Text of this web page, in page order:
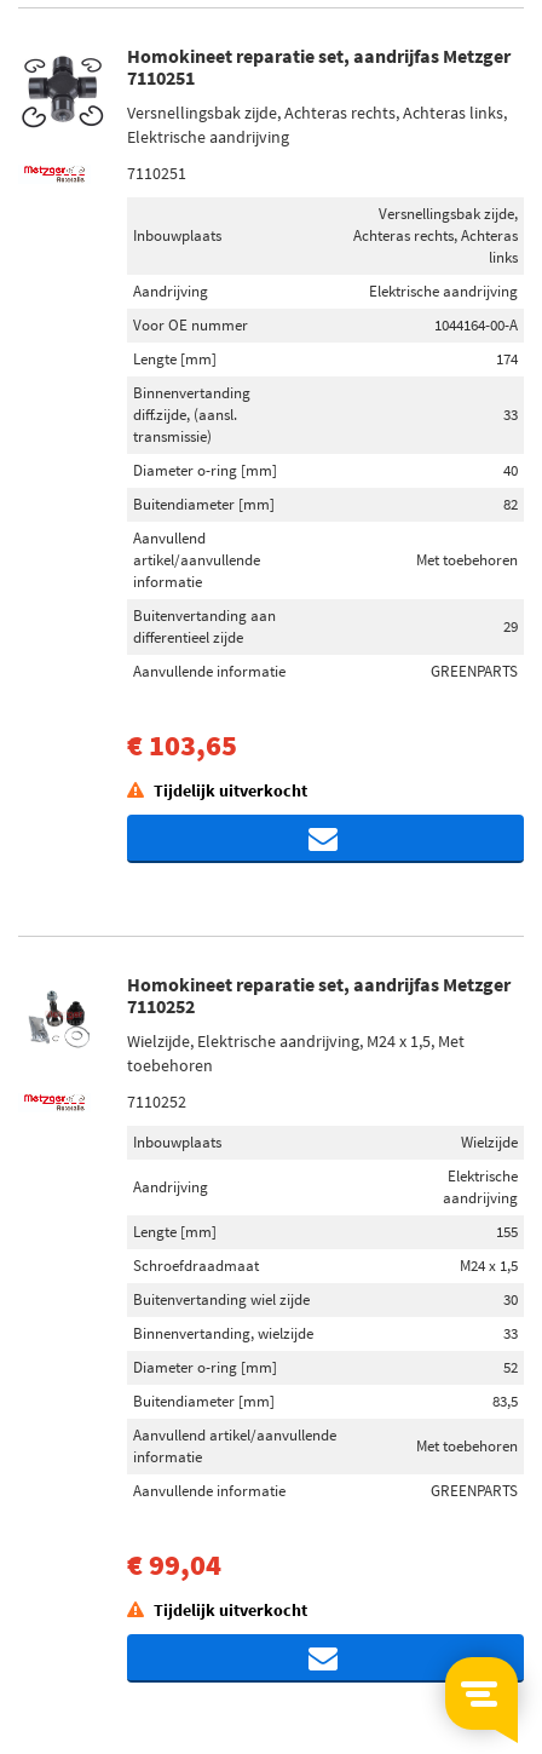
Homokineet reparatie set, aandrijfas Metzger
7110251
Versnellingsbak zijde, Achteras rechts, Achteras links,
Elektrische aandrijving
7110251
Inbouwplaats
Versnellingsbak zijde,
Achteras rechts, Achteras
links
Aandrijving
Elektrische aandrijving
Voor OE nummer
1044164-00-A
Lengte [mm]
174
Binnenvertanding
diff.zijde, (aansl.
transmissie)
33
Diameter o-ring [mm]
40
Buitendiameter [mm]
82
Aanvullend
artikel/aanvullende
informatie
Met toebehoren
Buitenvertanding aan
differentieel zijde
29
Aanvullende informatie GREENPARTS
€ 103,65
Tijdelijk uitverkocht
Homokineet reparatie set, aandrijfas Metzger
7110252
Wielzijde, Elektrische aandrijving, M24 x 1,5, Met
toebehoren
7110252
Inbouwplaats Wielzijde
Aandrijving
Elektrische
aandrijving
Lengte [mm]
155
Schroefdraadmaat
M24 x 1,5
Buitenvertanding wiel zijde
30
Binnenvertanding, wielzijde
33
Diameter o-ring [mm]
52
Buitendiameter [mm]
83,5
Aanvullend artikel/aanvullende
informatie
Met toebehoren
Aanvullende informatie GREENPARTS
€ 99,04
Tijdelijk uitverkocht